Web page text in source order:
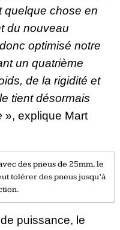
quelque chose en
du nouveau
optimisé notre
un quatrième
de la rigidité et
tient désormais
», explique Mart
des pneus de 25mm, le
tolérer des pneus jusqu’à
puissance, le